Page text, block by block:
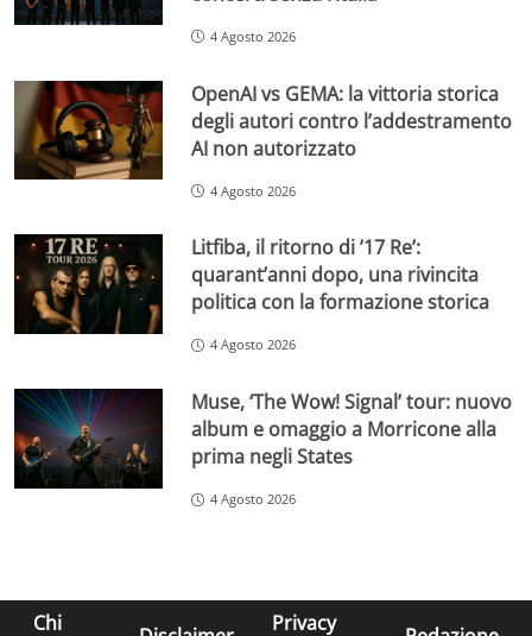
4 Agosto 2026
OpenAI vs GEMA: la vittoria storica
degli autori contro l’addestramento
AI non autorizzato
4 Agosto 2026
Litfiba, il ritorno di ’17 Re’:
quarant’anni dopo, una rivincita
politica con la formazione storica
4 Agosto 2026
Muse, ‘The Wow! Signal’ tour: nuovo
album e omaggio a Morricone alla
prima negli States
4 Agosto 2026
Chi Privacy